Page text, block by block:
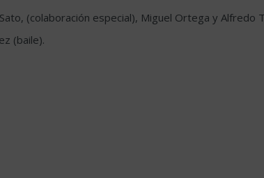
(colaboración especial), Miguel Ortega y Alfredo
(baile).